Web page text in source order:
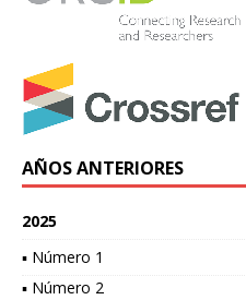
AÑOS ANTERIORES
2025
▪ Número 1
▪ Número 2